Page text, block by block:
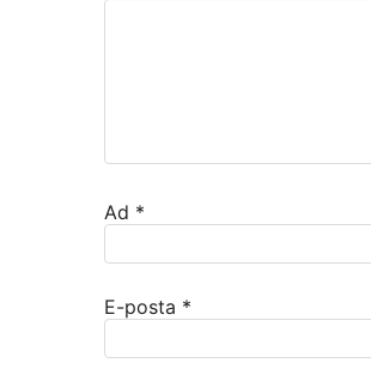
Ad *
E-posta *